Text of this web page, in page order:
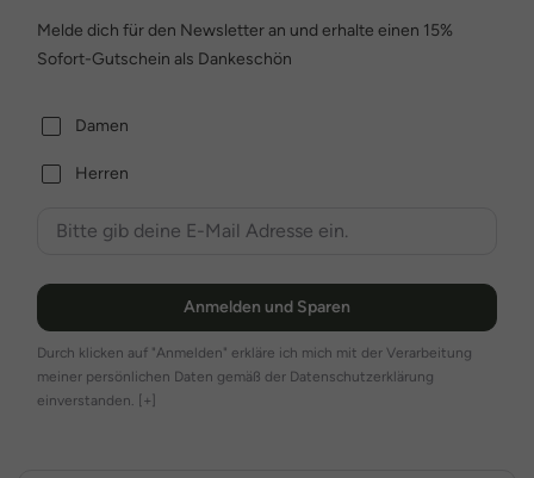
Melde dich für den Newsletter an und erhalte einen 15%
Sofort-Gutschein als Dankeschön
Damen
Herren
Anmelden und Sparen
Durch klicken auf "Anmelden" erkläre ich mich mit der Verarbeitung
meiner persönlichen Daten gemäß der Datenschutzerklärung
einverstanden. [+]